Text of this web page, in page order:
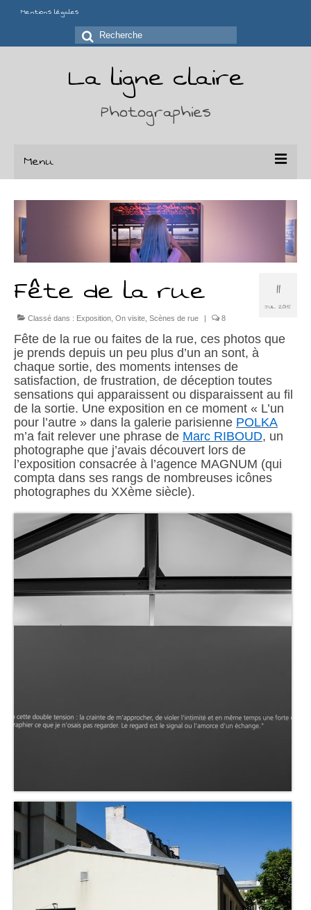
Mentions légales
Rechercher
:
La ligne claire
Photographies
Menu
Portfolio
Chaises
Déchirures
Chariots
Sacs à mains
A propos
Présentation
S’abonner
Contact
Liens
11
JUIL 2015
Fête de la rue
Classé dans : Exposition On visite Scènes de rue 8
Fête de la rue ou faites de la rue, ces photos que
je prends depuis un peu plus d’un an sont, à
chaque sortie, des moments intenses de
satisfaction, de frustration, de déception toutes
sensations qui apparaissent ou disparaissent au fil
de la sortie. Une exposition en ce moment « L’un
pour l’autre » dans la galerie parisienne POLKA
m’a fait relever une phrase de Marc RIBOUD, un
photographe que j’avais découvert lors de
l’exposition consacrée à l’agence MAGNUM (qui
compta dans ses rangs de nombreuses icônes
photographes du XXème siècle).